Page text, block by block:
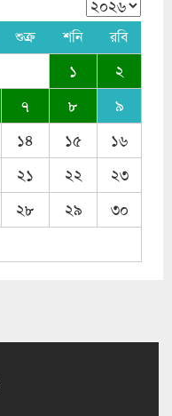
শুক্র শনি রবি
১
২
৭ ৮
৯
১৪ ১৫
১৬
২১ ২২
২৩
২৮ ২৯
৩০